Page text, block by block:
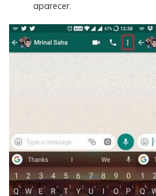
aparecer.